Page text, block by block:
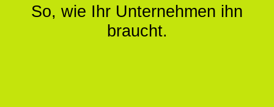
So, wie Ihr Unternehmen ihn
braucht.